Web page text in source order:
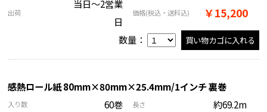
出荷
当日～2営業
日
価格(税込・送料込) ￥15,200
数量：
感熱ロール紙 80mm×80mm×25.4mm/1インチ 裏巻
入り数 60巻 長さ 約69.2m